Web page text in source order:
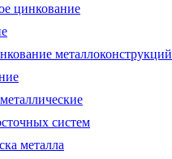
цинкование
металлоконструкций
систем
металла